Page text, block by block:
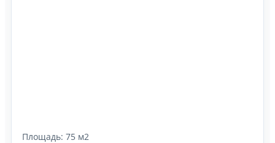
Площадь: 75 м2